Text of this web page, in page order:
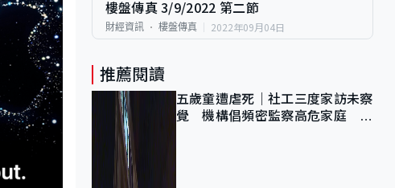
樓盤傳真 3/9/2022 第二節
財經資訊 樓盤傳真 2022年09月04日
推薦閱讀
五歲童遭虐死｜社工三度家訪未察
覺 機構倡頻密監察高危家庭 管